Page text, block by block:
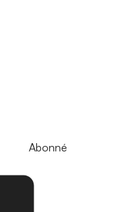
Abonné